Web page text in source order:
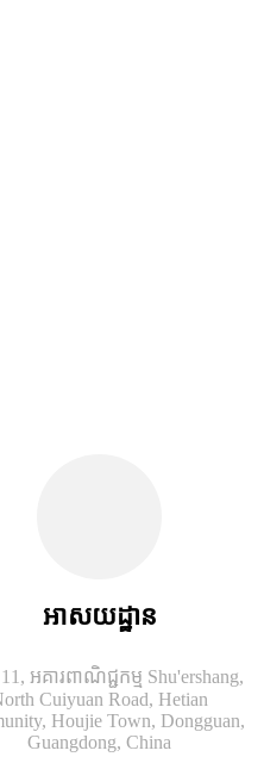
អាសយដ្ឋាន
អគារពាណិជ្ជកម្ម Shu'ershang,
Cuiyuan Road, Hetian
Houjie Town, Dongguan,
Guangdong, China